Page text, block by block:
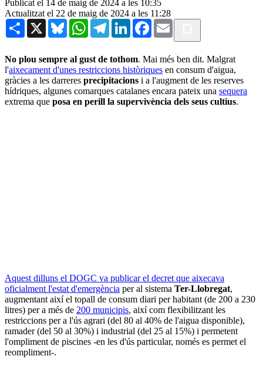
Publicat el 14 de maig de 2024 a les 10:35
Actualitzat el 22 de maig de 2024 a les 11:28
Share X BlueskyWhatsAppTelegramLinkedInFacebook
Email
No plou sempre al gust de tothom. Mai més ben dit. Malgrat
l'aixecament d'unes restriccions històriques en consum d'aigua,
gràcies a les darreres precipitacions i a l'augment de les reserves
hídriques, algunes comarques catalanes encara pateix una sequera
extrema que posa en perill la supervivència dels seus cultius.
Aquest dilluns el DOGC va publicar el decret que aixecava
oficialment l'estat d'emergència per al sistema Ter-Llobregat,
augmentant així el topall de consum diari per habitant (de 200 a 230
litres) per a més de 200 municipis, així com flexibilitzant les
restriccions per a l'ús agrari (del 80 al 40% de l'aigua disponible),
ramader (del 50 al 30%) i industrial (del 25 al 15%) i permetent
l'ompliment de piscines -en les d'ús particular, només es permet el
reompliment-.